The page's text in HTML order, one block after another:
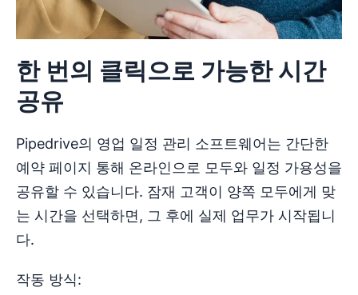
한 번의 클릭으로 가능한 시간
공유
Pipedrive의 영업 일정 관리 소프트웨어는 간단한
예약 페이지 통해 온라인으로 모두와 일정 가용성을
공유할 수 있습니다. 잠재 고객이 양쪽 모두에게 맞
는 시간을 선택하면, 그 후에 실제 업무가 시작됩니
다.
작동 방식: